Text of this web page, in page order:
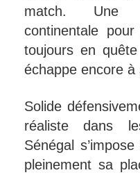
match. Une
continentale
toujours en
échappe encore à
Solide
réaliste dans
Sénégal
pleinement sa